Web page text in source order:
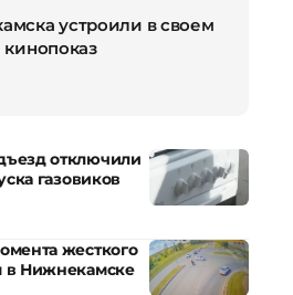
устроили в своем
отключили
газовиков
жесткого
в Нижнекамске